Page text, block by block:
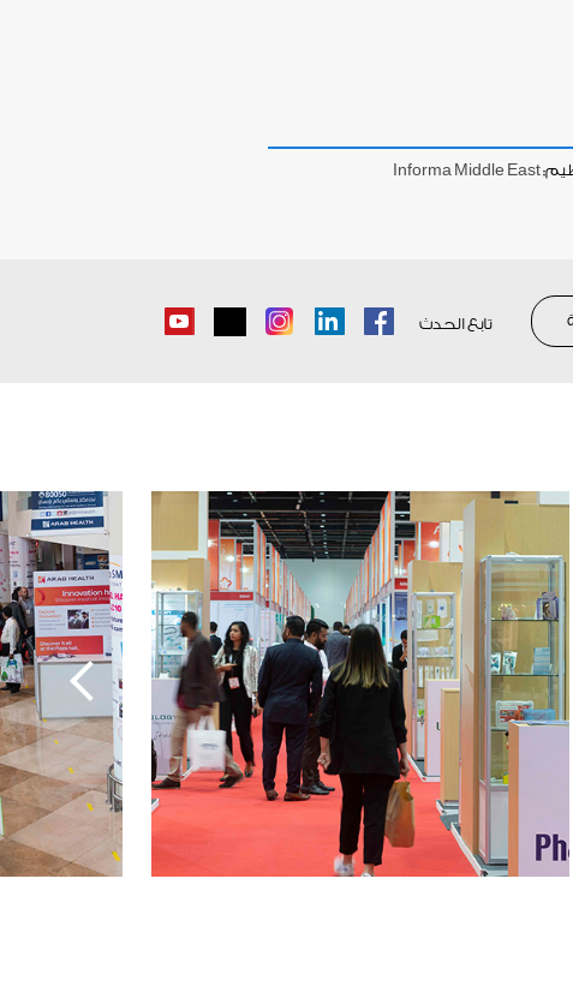
Informa Middle East
تابع الحدث Facebook
LinkedIn
Instagram
Youtube